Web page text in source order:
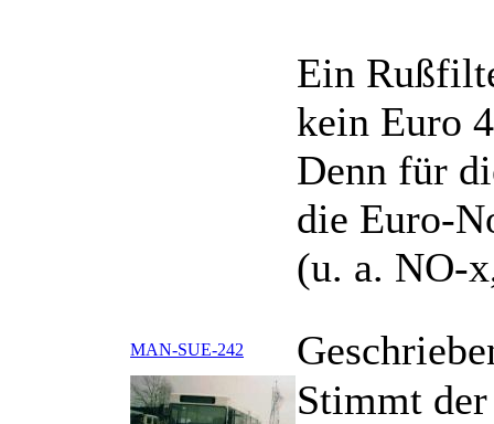
Ein
kein Euro
Denn für
die Euro-
(u. a. NO-
MAN-SUE-242
Stimmt